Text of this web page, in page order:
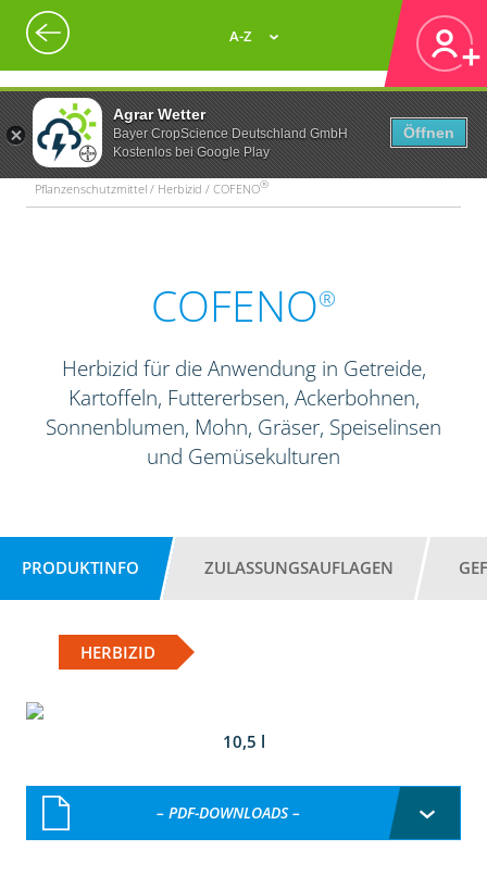
Agrar Wetter
Bayer CropScience Deutschland GmbH
Kostenlos bei Google Play
Öffnen
A-Z
Pflanzenschutzmittel / Herbizid / COFENO®
COFENO®
Herbizid für die Anwendung in Getreide,
Kartoffeln, Futtererbsen, Ackerbohnen,
Sonnenblumen, Mohn, Gräser, Speiselinsen
und Gemüsekulturen
PRODUKTINFO ZULASSUNGSAUFLAGEN
HERBIZID
10,5 l
– PDF-DOWNLOADS –